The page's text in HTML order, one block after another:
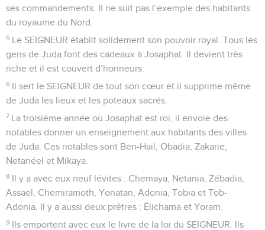
ses commandements. Il ne suit pas l’exemple des habitants
du royaume du Nord.
5 Le SEIGNEUR établit solidement son pouvoir royal. Tous les
gens de Juda font des cadeaux à Josaphat. Il devient très
riche et il est couvert d’honneurs.
6 Il sert le SEIGNEUR de tout son cœur et il supprime même
de Juda les lieux et les poteaux sacrés.
7 La troisième année où Josaphat est roi, il envoie des
notables donner un enseignement aux habitants des villes
de Juda. Ces notables sont Ben-Haïl, Obadia, Zakarie,
Netanéel et Mikaya.
8 Il y a avec eux neuf lévites : Chemaya, Netania, Zébadia,
Assaël, Chemiramoth, Yonatan, Adonia, Tobia et Tob-
Adonia. Il y a aussi deux prêtres : Élichama et Yoram.
9 Ils emportent avec eux le livre de la loi du SEIGNEUR. Ils